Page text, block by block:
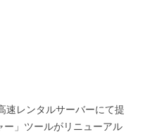
速レンタルサーバーにて提
」ツールがリニューアル